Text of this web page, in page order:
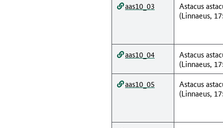
aas10_03
Astacus
(Linnaeus,
aas10_04
Astacus
(Linnaeus,
aas10_05
Astacus
(Linnaeus,